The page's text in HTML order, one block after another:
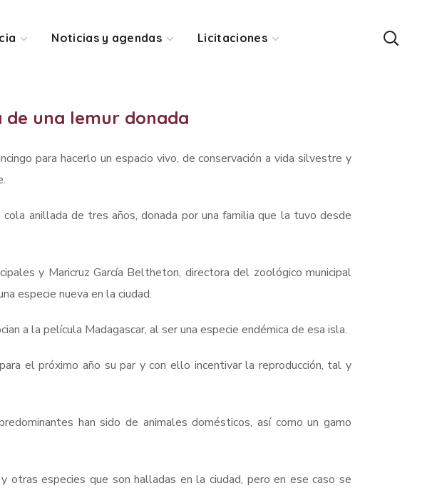
Noticias y agendas Licitaciones
de una lemur donada
para hacerlo un espacio vivo, de conservación a vida silvestre y
anillada de tres años, donada por una familia que la tuvo desde
y Maricruz García Beltheton, directora del zoológico municipal
especie nueva en la ciudad.
a la película Madagascar, al ser una especie endémica de esa isla.
el próximo año su par y con ello incentivar la reproducción, tal y
han sido de animales domésticos, así como un gamo
otras especies que son halladas en la ciudad, pero en ese caso se